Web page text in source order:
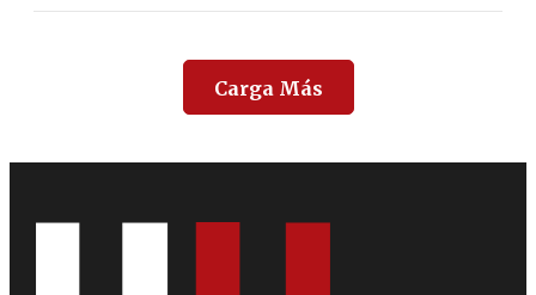
Carga Más